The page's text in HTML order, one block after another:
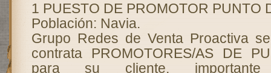
1 PUESTO DE PROMOTOR PUNTO
Población: Navia.
Grupo Redes de Venta Proactiva
contrata PROMOTORES/AS DE
para su cliente,